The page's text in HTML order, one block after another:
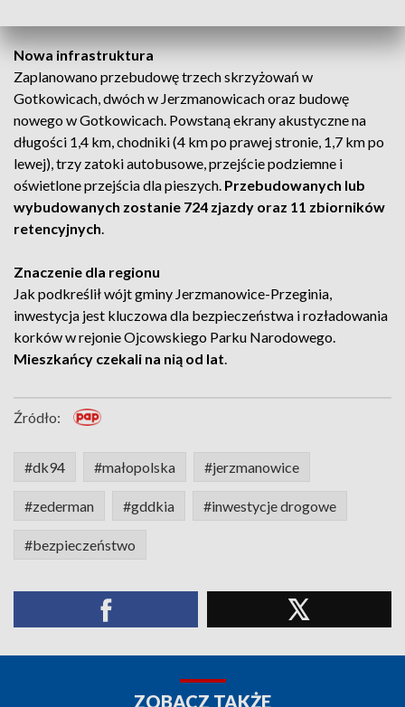
Nowa infrastruktura
Zaplanowano przebudowę trzech skrzyżowań w
Gotkowicach, dwóch w Jerzmanowicach oraz budowę
nowego w Gotkowicach. Powstaną ekrany akustyczne na
długości 1,4 km, chodniki (4 km po prawej stronie, 1,7 km po
lewej), trzy zatoki autobusowe, przejście podziemne i
oświetlone przejścia dla pieszych. Przebudowanych lub
wybudowanych zostanie 724 zjazdy oraz 11 zbiorników
retencyjnych.
Znaczenie dla regionu
Jak podkreślił wójt gminy Jerzmanowice-Przeginia,
inwestycja jest kluczowa dla bezpieczeństwa i rozładowania
korków w rejonie Ojcowskiego Parku Narodowego.
Mieszkańcy czekali na nią od lat.
Źródło:
#dk94 #małopolska #jerzmanowice
#zederman #gddkia #inwestycje drogowe
#bezpieczeństwo
ZOBACZ TAKŻE